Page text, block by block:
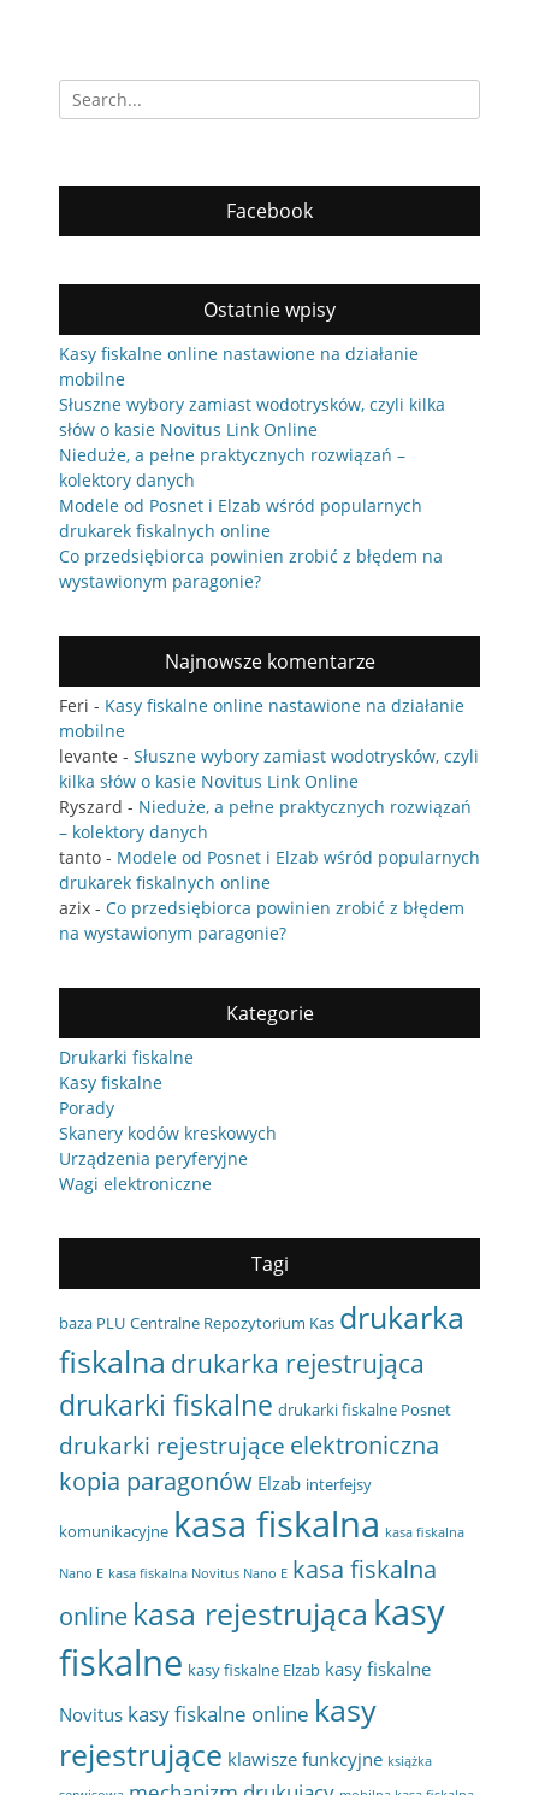
Szukaj
Facebook
Ostatnie wpisy
Kasy fiskalne online nastawione na działanie
mobilne
Słuszne wybory zamiast wodotrysków, czyli kilka
słów o kasie Novitus Link Online
Nieduże, a pełne praktycznych rozwiązań –
kolektory danych
Modele od Posnet i Elzab wśród popularnych
drukarek fiskalnych online
Co przedsiębiorca powinien zrobić z błędem na
wystawionym paragonie?
Najnowsze komentarze
Feri - Kasy fiskalne online nastawione na działanie
mobilne
levante - Słuszne wybory zamiast wodotrysków, czyli
kilka słów o kasie Novitus Link Online
Ryszard - Nieduże, a pełne praktycznych rozwiązań
– kolektory danych
tanto - Modele od Posnet i Elzab wśród popularnych
drukarek fiskalnych online
azix - Co przedsiębiorca powinien zrobić z błędem
na wystawionym paragonie?
Kategorie
Drukarki fiskalne
Kasy fiskalne
Porady
Skanery kodów kreskowych
Urządzenia peryferyjne
Wagi elektroniczne
Tagi
baza PLU Centralne Repozytorium Kas drukarka
fiskalna drukarka rejestrująca
drukarki fiskalne drukarki fiskalne Posnet
drukarki rejestrujące elektroniczna
kopia paragonów Elzab interfejsy
komunikacyjne kasa fiskalna kasa fiskalna
Nano E kasa fiskalna Novitus Nano E kasa fiskalna
online kasa rejestrująca kasy
fiskalne kasy fiskalne Elzab kasy fiskalne
Novitus kasy fiskalne online kasy
rejestrujące klawisze funkcyjne książka